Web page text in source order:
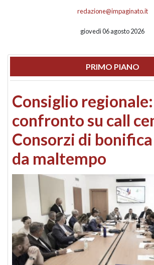
redazione@impaginato.it
giovedì 06 agosto 2026
PRIMO PIANO
Consiglio regionale:
confronto su call
Consorzi di
da maltempo